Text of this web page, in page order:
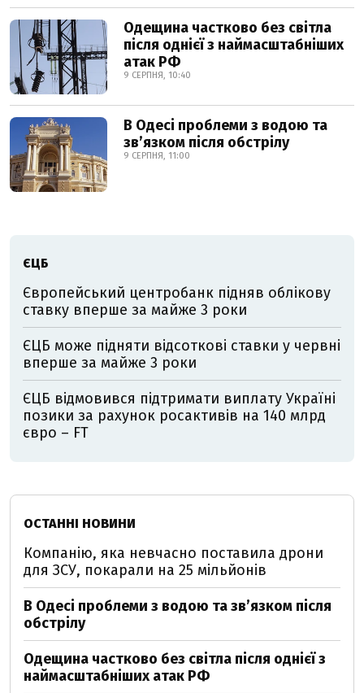
Одещина частково без світла
після однієї з наймасштабніших
атак РФ
9 СЕРПНЯ, 10:40
В Одесі проблеми з водою та
звʼязком після обстрілу
9 СЕРПНЯ, 11:00
ЄЦБ
Європейський центробанк підняв облікову
ставку вперше за майже 3 роки
ЄЦБ може підняти відсоткові ставки у червні
вперше за майже 3 роки
ЄЦБ відмовився підтримати виплату Україні
позики за рахунок росактивів на 140 млрд
євро – FT
ОСТАННІ НОВИНИ
Компанію, яка невчасно поставила дрони
для ЗСУ, покарали на 25 мільйонів
В Одесі проблеми з водою та звʼязком після
обстрілу
Одещина частково без світла після однієї з
наймасштабніших атак РФ